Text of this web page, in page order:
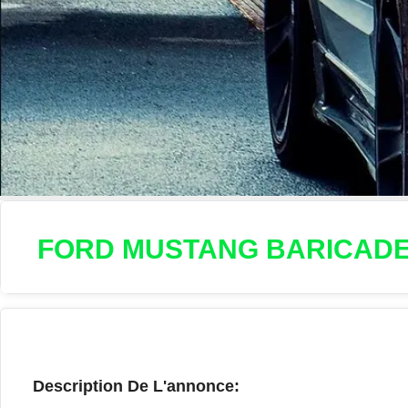
FORD MUSTANG
Description De L'annonce: